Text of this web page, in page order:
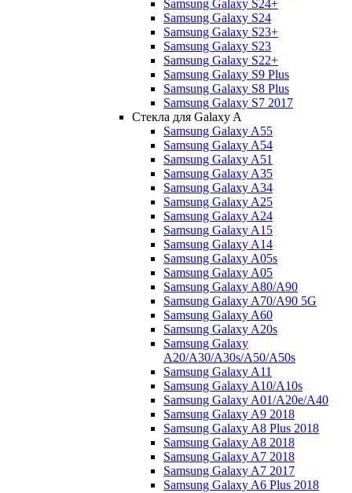
Samsung Galaxy S24+
Samsung Galaxy S24
Samsung Galaxy S23+
Samsung Galaxy S23
Samsung Galaxy S22+
Samsung Galaxy S9 Plus
Samsung Galaxy S8 Plus
Samsung Galaxy S7 2017
Стекла для Galaxy A
Samsung Galaxy A55
Samsung Galaxy A54
Samsung Galaxy A51
Samsung Galaxy A35
Samsung Galaxy A34
Samsung Galaxy A25
Samsung Galaxy A24
Samsung Galaxy A15
Samsung Galaxy A14
Samsung Galaxy A05s
Samsung Galaxy A05
Samsung Galaxy A80/A90
Samsung Galaxy A70/A90 5G
Samsung Galaxy A60
Samsung Galaxy A20s
Samsung Galaxy
A20/A30/A30s/A50/A50s
Samsung Galaxy A11
Samsung Galaxy A10/A10s
Samsung Galaxy A01/A20e/A40
Samsung Galaxy A9 2018
Samsung Galaxy A8 Plus 2018
Samsung Galaxy A8 2018
Samsung Galaxy A7 2018
Samsung Galaxy A7 2017
Samsung Galaxy A6 Plus 2018